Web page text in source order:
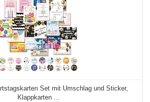
Set mit Umschlag und Sticker,
Klappkarten ...